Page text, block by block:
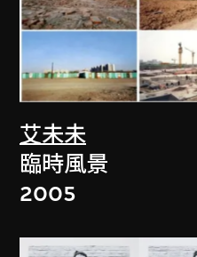
艾未未
臨時風景
2005